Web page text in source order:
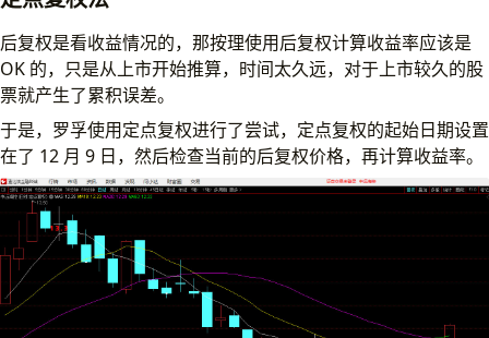
后复权是看收益情况的，那按理使用后复权计算收益率应该是
OK 的，只是从上市开始推算，时间太久远，对于上市较久的股
票就产生了累积误差。
于是，罗孚使用定点复权进行了尝试，定点复权的起始日期设置
在了 12 月 9 日，然后检查当前的后复权价格，再计算收益率。